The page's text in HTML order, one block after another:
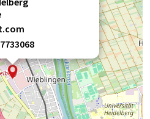
pompes de procès
pompes de transfert
produits chimiques
pompes doseuses